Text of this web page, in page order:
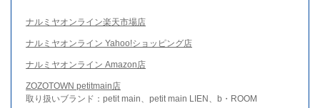
ナルミヤオンライン楽天市場店
ナルミヤオンライン Yahoo!ショッピング店
ナルミヤオンライン Amazon店
ZOZOTOWN petitmain店
取り扱いブランド：petit main、petit main LIEN、b・ROOM